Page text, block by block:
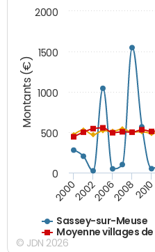
Montants (€)
Sassey-sur-Meuse
Moyenne villages
20002002200620082010
0
500
1000
1500
2000
© JDN 2026